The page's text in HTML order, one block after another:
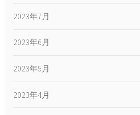
2023年7月
2023年6月
2023年5月
2023年4月